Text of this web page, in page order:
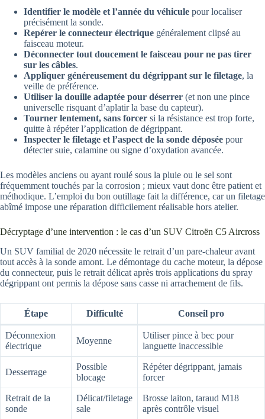
Identifier le modèle et l’année du véhicule pour localiser
précisément la sonde.
Repérer le connecteur électrique généralement clipsé au
faisceau moteur.
Déconnecter tout doucement le faisceau pour ne pas tirer
sur les câbles.
Appliquer généreusement du dégrippant sur le filetage, la
veille de préférence.
Utiliser la douille adaptée pour déserrer (et non une pince
universelle risquant d’aplatir la base du capteur).
Tourner lentement, sans forcer si la résistance est trop forte,
quitte à répéter l’application de dégrippant.
Inspecter le filetage et l’aspect de la sonde déposée pour
détecter suie, calamine ou signe d’oxydation avancée.
Les modèles anciens ou ayant roulé sous la pluie ou le sel sont
fréquemment touchés par la corrosion ; mieux vaut donc être patient et
méthodique. L’emploi du bon outillage fait la différence, car un filetage
abîmé impose une réparation difficilement réalisable hors atelier.
Décryptage d’une intervention : le cas d’un SUV Citroën C5 Aircross
Un SUV familial de 2020 nécessite le retrait d’un pare-chaleur avant
tout accès à la sonde amont. Le démontage du cache moteur, la dépose
du connecteur, puis le retrait délicat après trois applications du spray
dégrippant ont permis la dépose sans casse ni arrachement de fils.
Étape Difficulté Conseil pro
Déconnexion
électrique
Moyenne
Utiliser pince à bec pour
languette inaccessible
Desserrage
Possible
blocage
Répéter dégrippant, jamais
forcer
Retrait de la
sonde
Délicat/filetage
sale
Brosse laiton, taraud M18
après contrôle visuel